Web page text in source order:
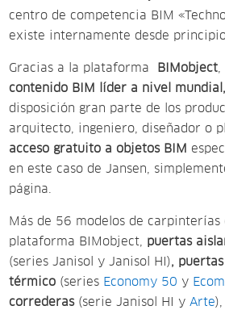
centro de competencia BIM
existe internamente desde
Gracias a la plataforma BIMobject,
contenido BIM líder a nivel mundial,
disposición gran parte de los
arquitecto, ingeniero, diseñador o
acceso gratuito a objetos BIM
en este caso de Jansen,
página.
Más de 56 modelos de carpinterías
plataforma BIMobject, puertas
(series Janisol y Janisol HI),
térmico (series Economy 50 y
correderas (serie Janisol HI yArte),